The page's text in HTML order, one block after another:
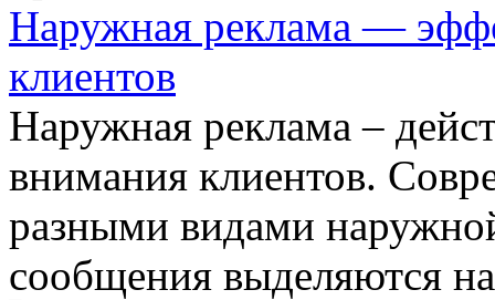
Наружная реклама —
клиентов
Наружная реклама ‒
внимания клиентов.
разными видами
сообщения выделяются